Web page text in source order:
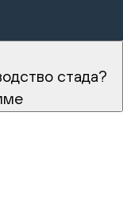
стада?